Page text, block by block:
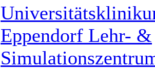
Eppendorf Lehr- &